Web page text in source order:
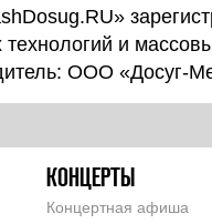
и
ООО
КОНЦЕРТЫ
Концертная афиша